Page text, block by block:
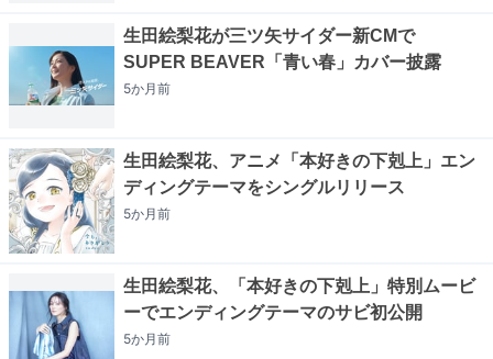
生田絵梨花が三ツ矢サイダー新CMで
SUPER BEAVER「青い春」カバー披露
5か月前
生田絵梨花、アニメ「本好きの下剋上」エン
ディングテーマをシングルリリース
5か月前
生田絵梨花、「本好きの下剋上」特別ムービ
ーでエンディングテーマのサビ初公開
5か月前